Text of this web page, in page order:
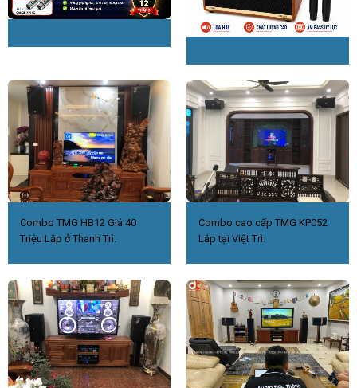
Combo TMG HB12 Giá 40
Triệu Lắp ở Thanh Trì.
Combo cao cấp TMG KP052
Lắp tại Việt Trì.